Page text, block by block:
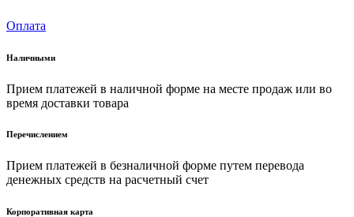
Оплата
Наличными
Прием платежей в наличной форме на месте продаж или во
время доставки товара
Перечислением
Прием платежей в безналичной форме путем перевода
денежных средств на расчетный счет
Корпоративная карта